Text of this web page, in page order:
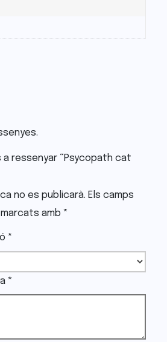
a ressenyar “Psycopath cat
no es publicarà. Els camps
amb *
*
*